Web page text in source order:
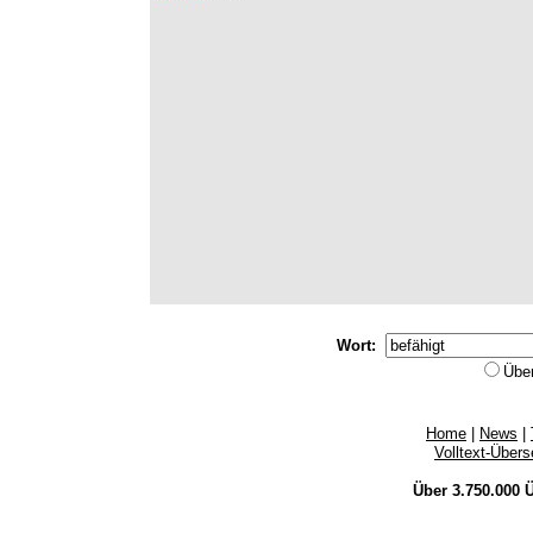
Wort:
Home News
Volltext-
Über 3.750.000